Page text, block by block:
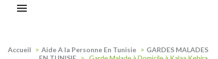
Accueil > Aide A la Personne En Tunisie > GARDES MALADES